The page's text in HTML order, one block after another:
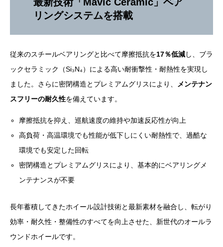
最新技術「Mavic Ceramic」ベア
リングシステムを搭載
従来のスチールベアリングと比べて摩擦抵抗を17％低減し、ブラ
ックセラミック（Si₃N₄）による高い耐衝撃性・耐熱性を実現し
ました。さらに密閉構造とプレミアムグリスにより、
メンテナン
スフリーの耐久性を備えています。
摩擦抵抗を抑え、巡航速度の維持や加速反応性が向上
高負荷・高温環境でも性能が低下しにくい耐熱性で、過酷な
環境でも安定した回転
密閉構造とプレミアムグリスにより、基本的にベアリングメ
ンテナンスが不要
長年蓄積してきたホイール設計技術と最新素材を融合し、転がり
効率・耐久性・整備性のすべてを向上させた、新世代のオールラ
ウンドホイールです。